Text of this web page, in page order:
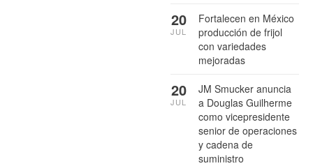
Fortalecen en México
producción de frijol
con variedades
mejoradas
20
JUL
JM Smucker anuncia
a Douglas Guilherme
como vicepresidente
senior de operaciones
y cadena de
suministro
20
JUL